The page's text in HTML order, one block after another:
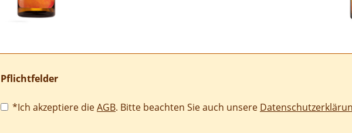
Pflichtfelder
Pflichtfeld
*Ich akzeptiere dieAGB. Bitte beachten Sie auch unsere